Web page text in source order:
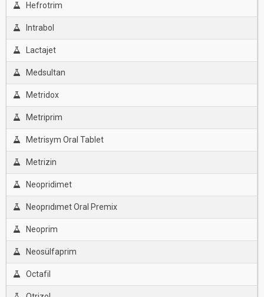
Hefrotrim
Intrabol
Lactajet
Medsultan
Metridox
Metriprim
Metrisym Oral Tablet
Metrizin
Neopridimet
Neoprıdımet Oral Premix
Neoprim
Neosülfaprim
Octafil